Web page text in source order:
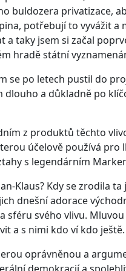
buldozera privatizace,
potřebují to vyvážit a
a taky jsem si začal
hradě státní
se po letech pustil do
dlouho a důkladně po
z produktů těchto
účelově používá pro
s legendárním
Klaus? Kdy se zrodila
dnešní adorace
sféru svého vlivu.
a s nimi kdo ví kdo ještě.
oprávněnou a